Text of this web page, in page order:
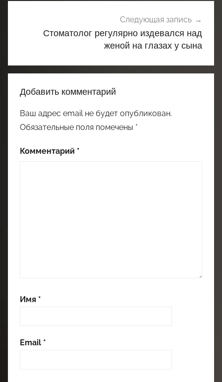
Следующая запись
Стоматолог регулярно издевался над
женой на глазах у сына
Добавить комментарий
Ваш адрес email не будет опубликован.
Обязательные поля помечены *
Комментарий *
Имя *
Email *